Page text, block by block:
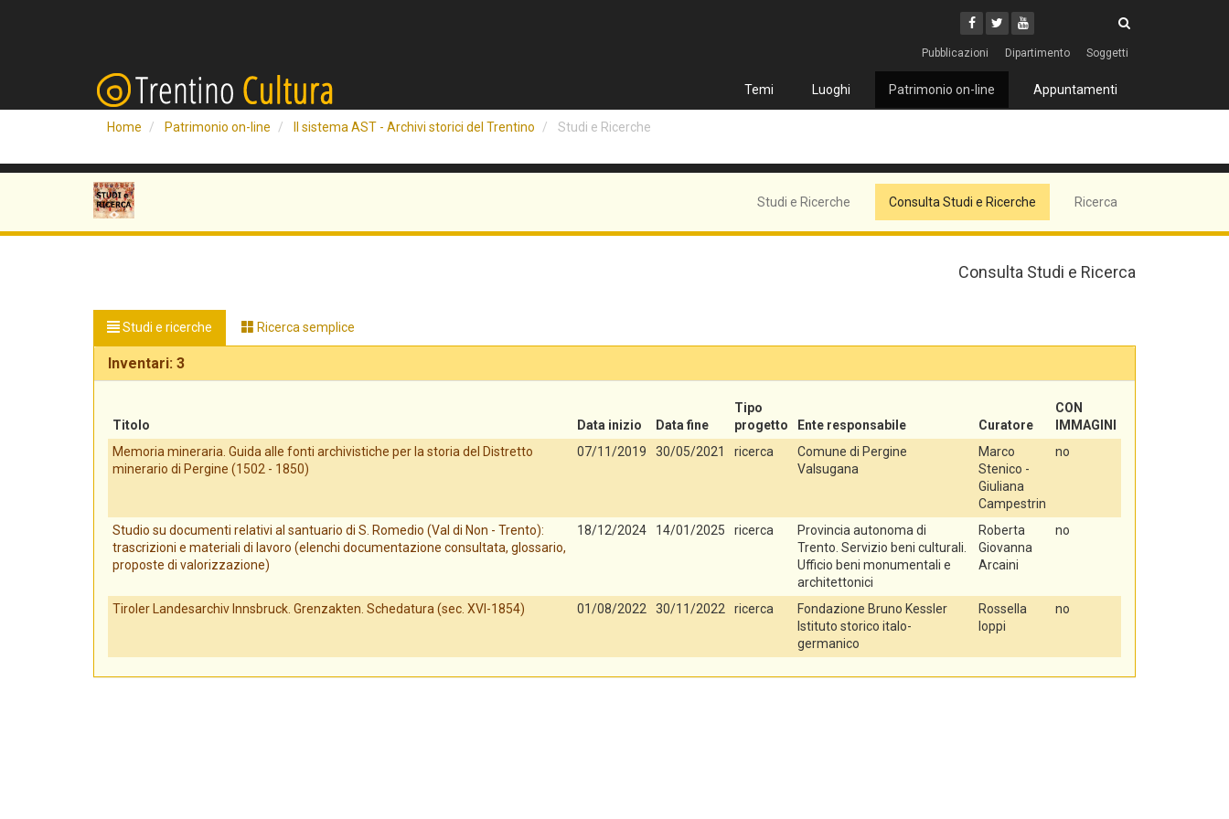
Facebook
Twitter
Youtube
Pubblicazioni Dipartimento Soggetti
Temi Luoghi Patrimonio on-line Appuntamenti
Home Patrimonio on-line Il sistema AST - Archivi storici del Trentino Studi e Ricerche
Studi e Ricerche Consulta Studi e Ricerche Ricerca
Consulta Studi e Ricerca
Studi e ricerche Ricerca semplice
Inventari: 3
Titolo Data inizio Data fine
Tipo
progetto
Ente responsabile Curatore
CON
IMMAGINI
Memoria mineraria. Guida alle fonti archivistiche per la storia del Distretto
minerario di Pergine (1502 - 1850)
07/11/2019 30/05/2021 ricerca
Comune di Pergine
Valsugana
Marco
Stenico -
Giuliana
Campestrin
no
Studio su documenti relativi al santuario di S. Romedio (Val di Non - Trento):
trascrizioni e materiali di lavoro (elenchi documentazione consultata, glossario,
proposte di valorizzazione)
18/12/2024 14/01/2025 ricerca
Provincia autonoma di
Trento. Servizio beni culturali.
Ufficio beni monumentali e
architettonici
Roberta
Giovanna
Arcaini
no
Tiroler Landesarchiv Innsbruck. Grenzakten. Schedatura (sec. XVI-1854) 01/08/2022 30/11/2022 ricerca
Fondazione Bruno Kessler
Istituto storico italo-
germanico
Rossella
Ioppi
no